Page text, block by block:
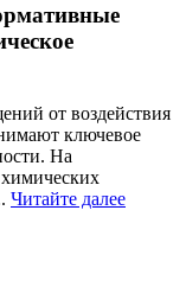
от воздействия
ключевое
На
Читайте далее